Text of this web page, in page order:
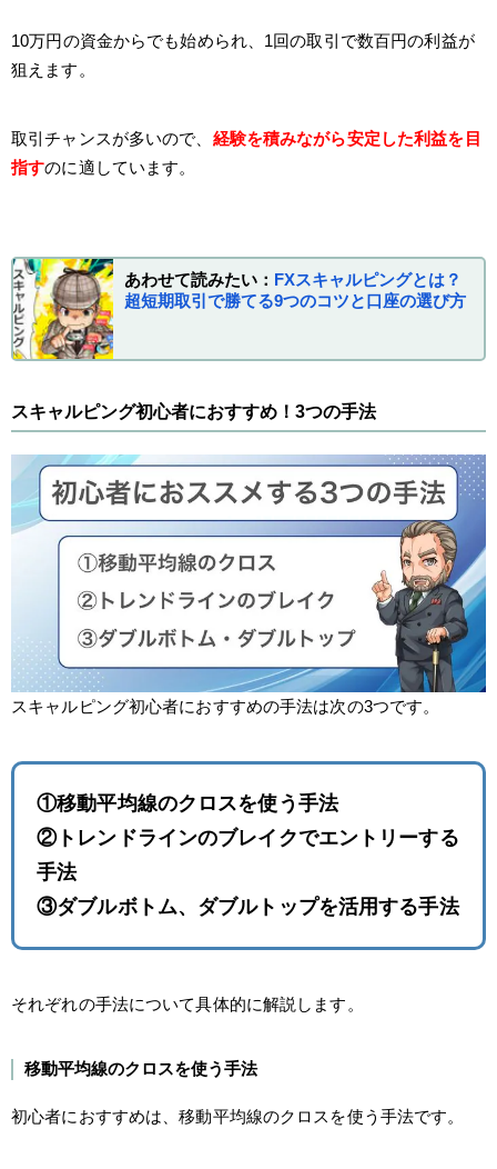
10万円の資金からでも始められ、1回の取引で数百円の利益が
狙えます。
取引チャンスが多いので、 経験を積みながら安定した利益を目
指すのに適しています。
あわせて読みたい： FXスキャルピングとは？
超短期取引で勝てる9つのコツと口座の選び方
スキャルピング初心者におすすめ！3つの手法
スキャルピング初心者におすすめの手法は次の3つです。
①移動平均線のクロスを使う手法
②トレンドラインのブレイクでエントリーする
手法
③ダブルボトム、ダブルトップを活用する手法
それぞれの手法について具体的に解説します。
移動平均線のクロスを使う手法
初心者におすすめは、移動平均線のクロスを使う手法です。